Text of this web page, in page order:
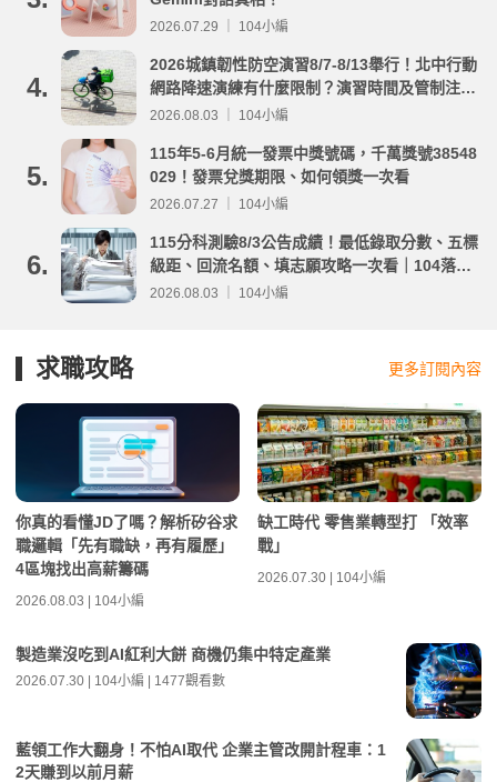
2026.07.29 ｜ 104小編
4.
2026城鎮韌性防空演習8/7-8/13舉行！北中行動
網路降速演練有什麼限制？演習時間及管制注意
事項整理
2026.08.03 ｜ 104小編
5.
115年5-6月統一發票中獎號碼，千萬獎號38548
029！發票兌獎期限、如何領獎一次看
2026.07.27 ｜ 104小編
6.
115分科測驗8/3公告成績！最低錄取分數、五標
級距、回流名額、填志願攻略一次看｜104落點
分析
2026.08.03 ｜ 104小編
求職攻略 更多訂閱內容
你真的看懂JD了嗎？解析矽谷求
職邏輯「先有職缺，再有履歷」
4區塊找出高薪籌碼
2026.08.03 | 104小編
缺工時代 零售業轉型打 「效率
戰」
2026.07.30 | 104小編
製造業沒吃到AI紅利大餅 商機仍集中特定產業
2026.07.30 | 104小編 | 1477觀看數
藍領工作大翻身！不怕AI取代 企業主管改開計程車：1
2天賺到以前月薪